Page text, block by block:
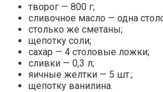
творог — 800 г;
сливочное масло — одна
столько же сметаны;
щепотку соли;
сахар — 4 столовые ложки;
сливки — 0,3 л;
яичные желтки — 5 шт.;
щепотку ванилина.